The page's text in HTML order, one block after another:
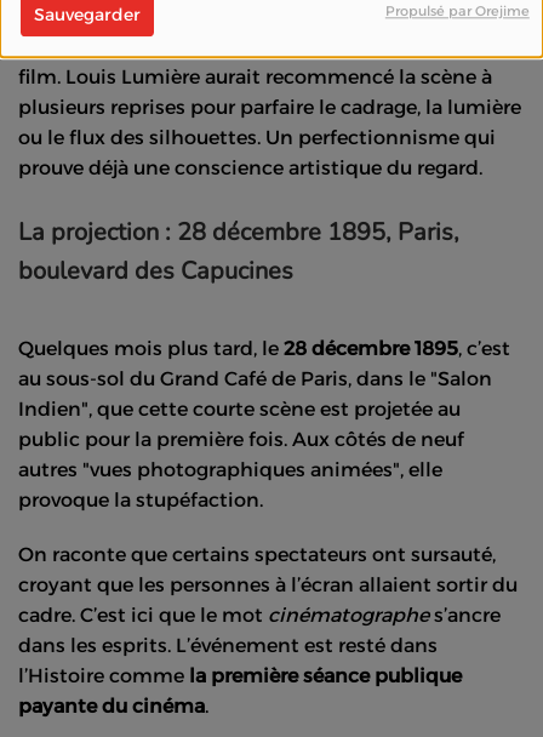
Sauvegarder Propulsé par Orejime
film. Louis Lumière aurait recommencé la scène à
plusieurs reprises pour parfaire le cadrage, la lumière
ou le flux des silhouettes. Un perfectionnisme qui
prouve déjà une conscience artistique du regard.
La projection : 28 décembre 1895, Paris,
boulevard des Capucines
Quelques mois plus tard, le 28 décembre 1895, c’est
au sous-sol du Grand Café de Paris, dans le "Salon
Indien", que cette courte scène est projetée au
public pour la première fois. Aux côtés de neuf
autres "vues photographiques animées", elle
provoque la stupéfaction.
On raconte que certains spectateurs ont sursauté,
croyant que les personnes à l’écran allaient sortir du
cadre. C’est ici que le mot cinématographes’ancre
dans les esprits. L’événement est resté dans
l’Histoire comme la première séance publique
payante du cinéma.